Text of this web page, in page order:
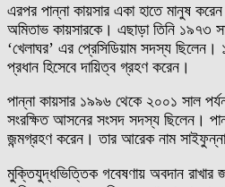
এরপর পান্না কায়সার একা হাতে মানুষ
অমিতাভ কায়সারকে। এছাড়া তিনি ১৯৭৩
‘খেলাঘর’ এর প্রেসিডিয়াম সদস্য
প্রধান হিসেবে দায়িত্ব গ্রহণ করেন।
পান্না কায়সার ১৯৯৬ থেকে ২০০১ সাল
সংরক্ষিত আসনের সংসদ সদস্য ছিলেন।
জন্মগ্রহণ করেন। তার আরেক নাম
মুক্তিযুদ্ধভিত্তিক গবেষণায় অবদান রাখার